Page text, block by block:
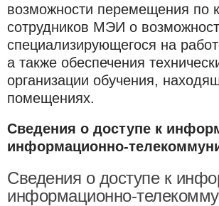
возможности перемещения по
сотрудников МЭИ о
специализирующегося на
а также обеспечения
организации обучения,
помещениях.
Сведения о доступе к
информационно-
Сведения о доступе к
информационно-